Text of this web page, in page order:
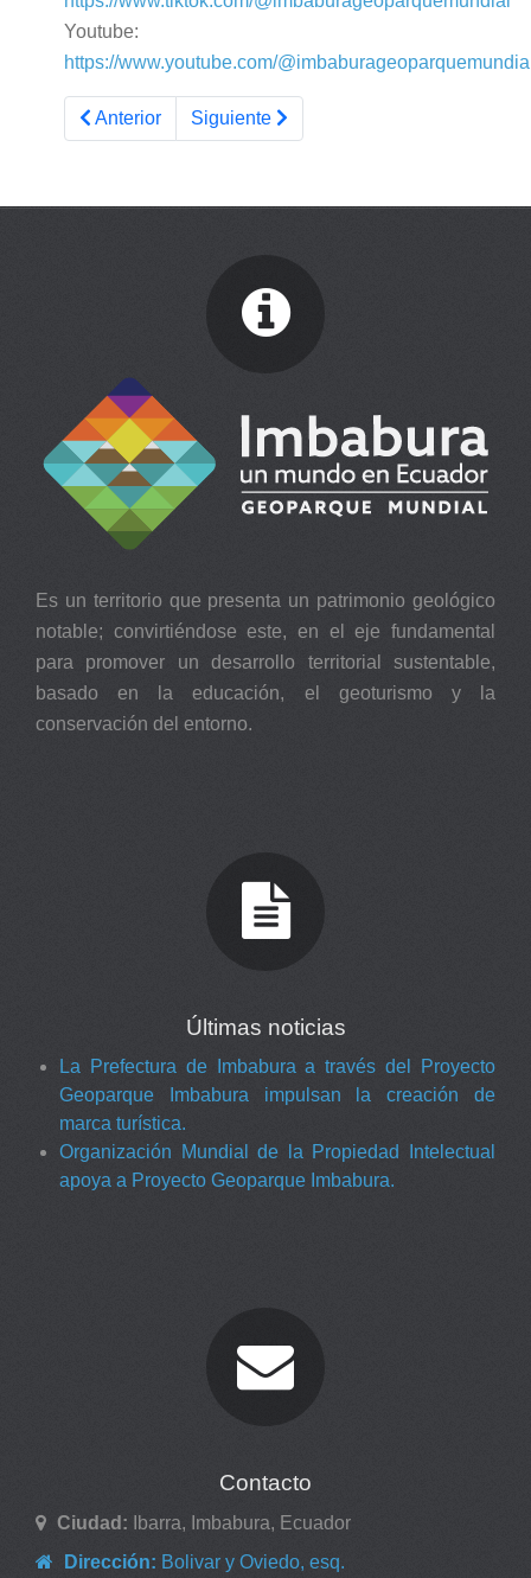
Youtube:
https://www.youtube.com/
Artículo anterior: CORDIALMENTE INVITADOS
Anterior Artículo siguiente: Conoce los
Siguiente
Es un territorio que presenta un patrimonio geológico
notable; convirtiéndose este, en el eje fundamental
para promover un desarrollo territorial sustentable,
basado en la educación, el geoturismo y la
conservación del entorno.
Últimas noticias
La Prefectura de Imbabura a través del Proyecto
Geoparque Imbabura impulsan la creación de
marca turística.
Organización Mundial de la Propiedad Intelectual
apoya a Proyecto Geoparque Imbabura.
Contacto
Ciudad:
Ibarra, Imbabura, Ecuador
Dirección: Bolivar y Oviedo, esq.